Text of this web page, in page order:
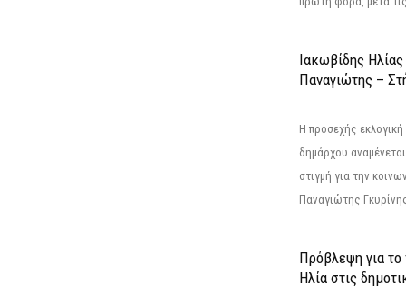
Ιακωβίδης
Παναγιώτης –
Η προσεχής
δημάρχου
στιγμή για την
Παναγιώτης
Πρόβλεψη για
Ηλία στις